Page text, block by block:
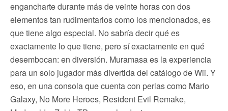
engancharte durante más de veinte horas con dos
elementos tan rudimentarios como los mencionados, es
que tiene algo especial. No sabría decir qué es
exactamente lo que tiene, pero sí exactamente en qué
desembocan: en diversión. Muramasa es la experiencia
para un solo jugador más divertida del catálogo de Wii. Y
eso, en una consola que cuenta con perlas como Mario
Galaxy, No More Heroes, Resident Evil Remake,